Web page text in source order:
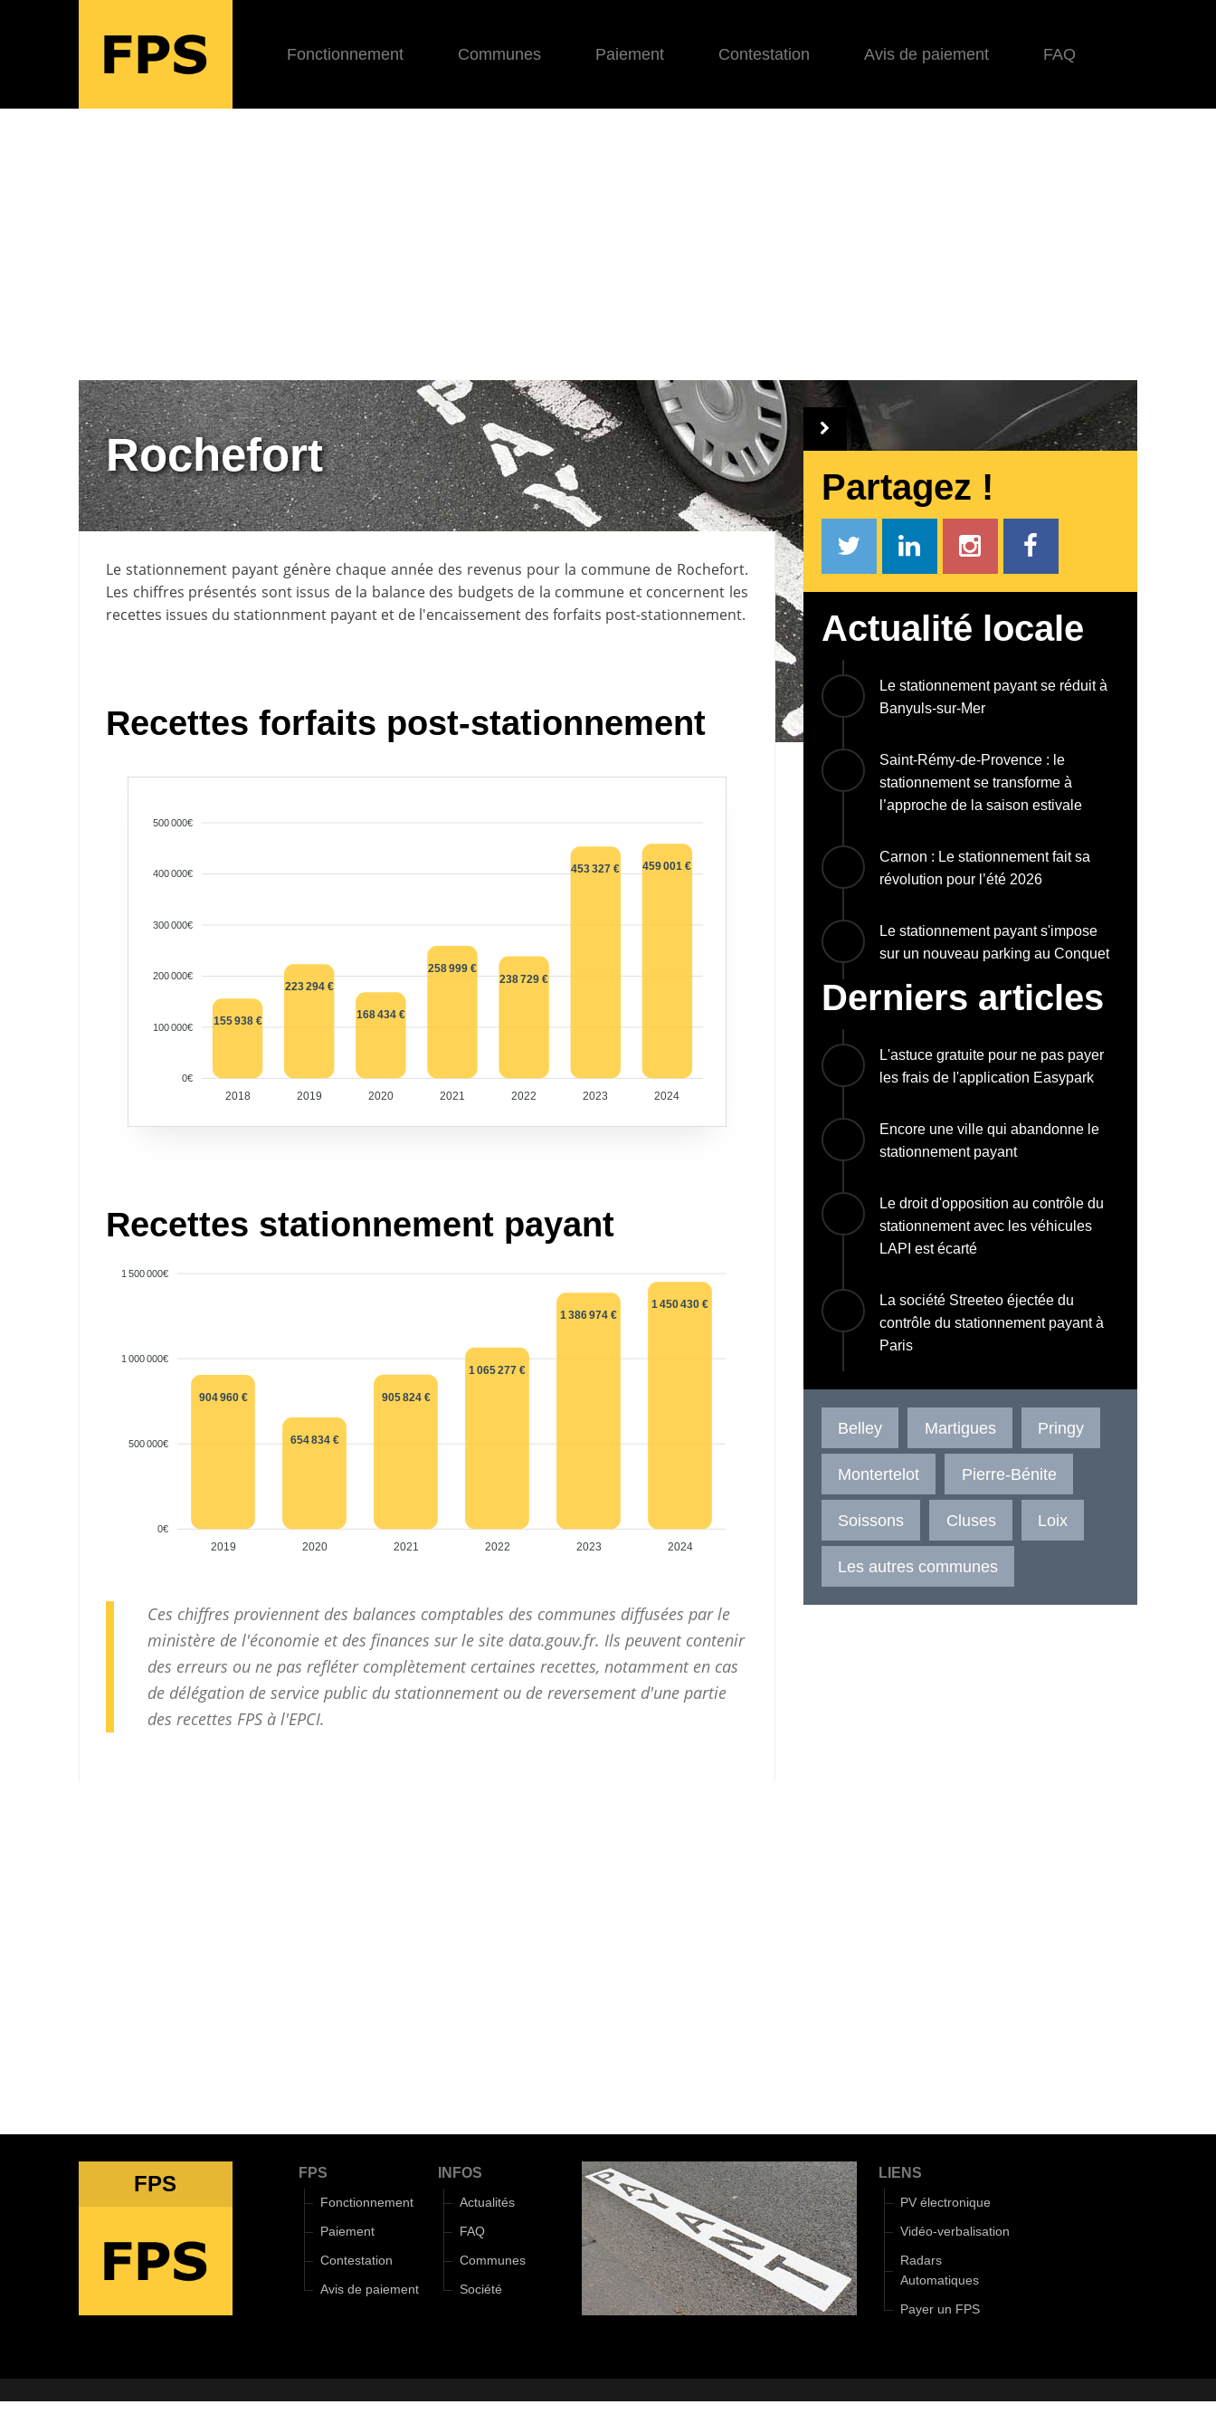
Fonctionnement Communes Paiement Contestation Avis de paiement FAQ
Rochefort
Le stationnement payant génère chaque année des revenus pour la commune de Rochefort.
Les chiffres présentés sont issus de la balance des budgets de la commune et concernent les
recettes issues du stationnment payant et de l'encaissement des forfaits post-stationnement.
Recettes forfaits post-stationnement
500 000€
400 000€
300 000€
200 000€
100 000€
0€
155 938 €
223 294 €
168 434 €
258 999 €
238 729 €
453 327 € 459 001 €
2018 2019 2020 2021 2022 2023 2024
Recettes stationnement payant
1 500 000€
1 000 000€
500 000€
0€
904 960 €
654 834 €
905 824 €
1 065 277 €
1 386 974 €
1 450 430 €
2019 2020 2021 2022 2023 2024
Ces chiffres proviennent des balances comptables des communes diffusées par le
ministère de l'économie et des finances sur le site data.gouv.fr. Ils peuvent contenir
des erreurs ou ne pas refléter complètement certaines recettes, notamment en cas
de délégation de service public du stationnement ou de reversement d'une partie
des recettes FPS à l'EPCI.
Partagez !
Actualité locale
Le stationnement payant se réduit à
Banyuls-sur-Mer
Saint-Rémy-de-Provence : le
stationnement se transforme à
l’approche de la saison estivale
Carnon : Le stationnement fait sa
révolution pour l’été 2026
Le stationnement payant s'impose
sur un nouveau parking au Conquet
Derniers articles
L'astuce gratuite pour ne pas payer
les frais de l'application Easypark
Encore une ville qui abandonne le
stationnement payant
Le droit d'opposition au contrôle du
stationnement avec les véhicules
LAPI est écarté
La société Streeteo éjectée du
contrôle du stationnement payant à
Paris
Belley Martigues Pringy
Montertelot Pierre-Bénite
Soissons Cluses Loix
Les autres communes
FPS FPS
Fonctionnement
Paiement
Contestation
Avis de paiement
INFOS
Actualités
FAQ
Communes
Société
LIENS
PV électronique
Vidéo-verbalisation
Radars
Automatiques
Payer un FPS